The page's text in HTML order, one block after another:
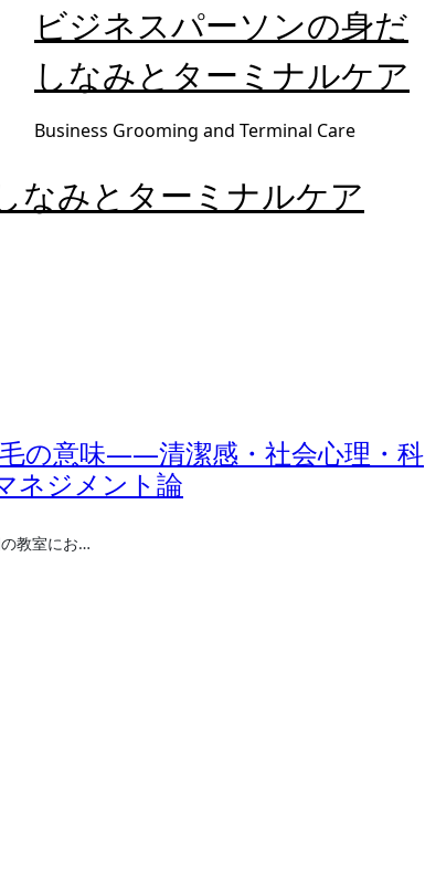
ビジネスパーソンの身だ
しなみとターミナルケア
Business Grooming and Terminal Care
なみとターミナルケア
の意味――清潔感・社会心理・科
ネジメント論
の教室にお…